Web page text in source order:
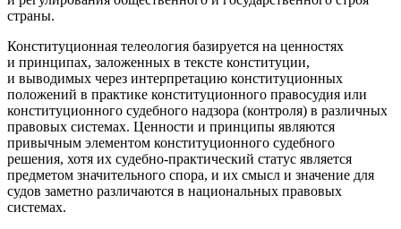
страны.
Конституционная телеология базируется на ценностях
и принципах, заложенных в тексте конституции,
и выводимых через интерпретацию конституционных
положений в практике конституционного правосудия или
конституционного судебного надзора (контроля) в различных
правовых системах. Ценности и принципы являются
привычным элементом конституционного судебного
решения, хотя их судебно-практический статус является
предметом значительного спора, и их смысл и значение для
судов заметно различаются в национальных правовых
системах.